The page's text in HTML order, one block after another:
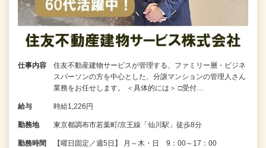
仕事内容
住友不動産建物サービスが管理する、ファミリー層・ビジネ
スパーソンの方を中心とした、分譲マンションの管理人さん
業務をお任せします。 ＜具体的には＞ □受付…
給与 時給1,226円
勤務地 東京都調布市若葉町/京王線「仙川駅」徒歩8分
勤務時間 【曜日固定／週5日】 月～木・日 9：00～17：00